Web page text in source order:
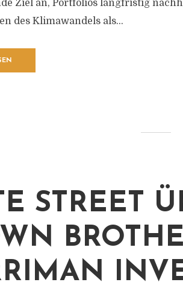
Ziel an, Portfolios langfristig
des Klimawandels als...
STREET